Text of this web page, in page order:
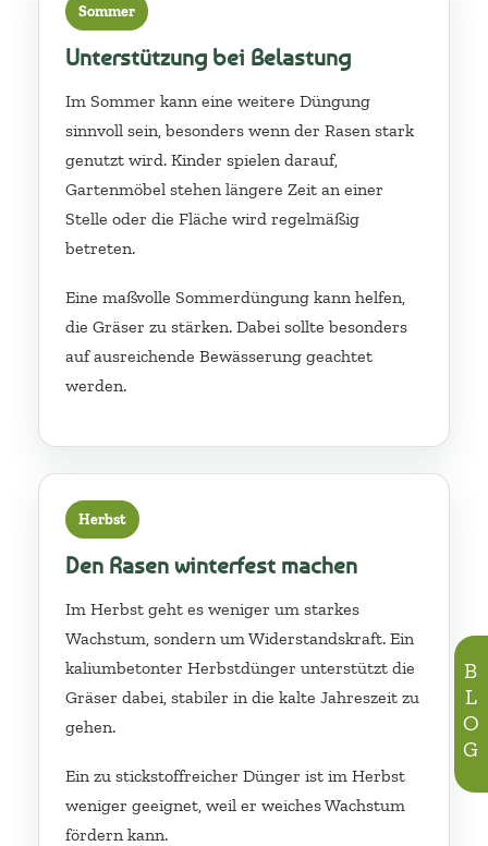
BLOG
Sommer
Unterstützung bei Belastung
Im Sommer kann eine weitere Düngung
sinnvoll sein, besonders wenn der Rasen stark
genutzt wird. Kinder spielen darauf,
Gartenmöbel stehen längere Zeit an einer
Stelle oder die Fläche wird regelmäßig
betreten.
Eine maßvolle Sommerdüngung kann helfen,
die Gräser zu stärken. Dabei sollte besonders
auf ausreichende Bewässerung geachtet
werden.
Herbst
Den Rasen winterfest machen
Im Herbst geht es weniger um starkes
Wachstum, sondern um Widerstandskraft. Ein
kaliumbetonter Herbstdünger unterstützt die
Gräser dabei, stabiler in die kalte Jahreszeit zu
gehen.
Ein zu stickstoffreicher Dünger ist im Herbst
weniger geeignet, weil er weiches Wachstum
fördern kann.